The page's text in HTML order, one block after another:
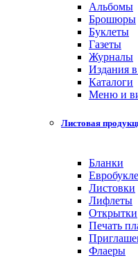
Альбомы
Брошюры
Буклеты
Газеты
Журналы
Издания
Каталоги
Меню и
Листовая
Бланки
Листовки
Лифлеты
Открытки
Печать
Флаеры